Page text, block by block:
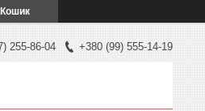
Кошик
255-86-04 +380 (99) 555-14-19